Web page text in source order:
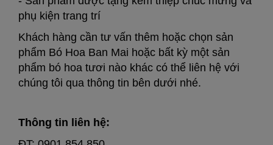
phụ kiện trang trí
Khách hàng cần tư vấn thêm hoặc chọn sản
phẩm Bó Hoa Ban Mai hoặc bất kỳ một sản
phẩm bó hoa tươi nào khác có thể liên hệ với
chúng tôi qua thông tin bên dưới nhé.
Thông tin liên hệ: